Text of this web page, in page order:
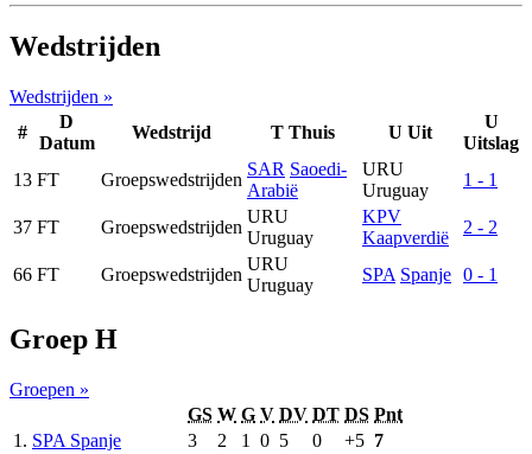
Wedstrijden
Wedstrijden »
#
D
Datum
Wedstrijd T Thuis U Uit
U
Uitslag
13 FT Groepswedstrijden
SAR Saoedi-
Arabië
URU
Uruguay
1 - 1
37 FT Groepswedstrijden
URU
Uruguay
KPV
Kaapverdië
2 - 2
66 FT Groepswedstrijden
URU
Uruguay
SPA Spanje 0 - 1
Groep H
Groepen »
GS W G V DV DT DS Pnt
1. SPA Spanje 3 2 1 0 5 0 +5 7